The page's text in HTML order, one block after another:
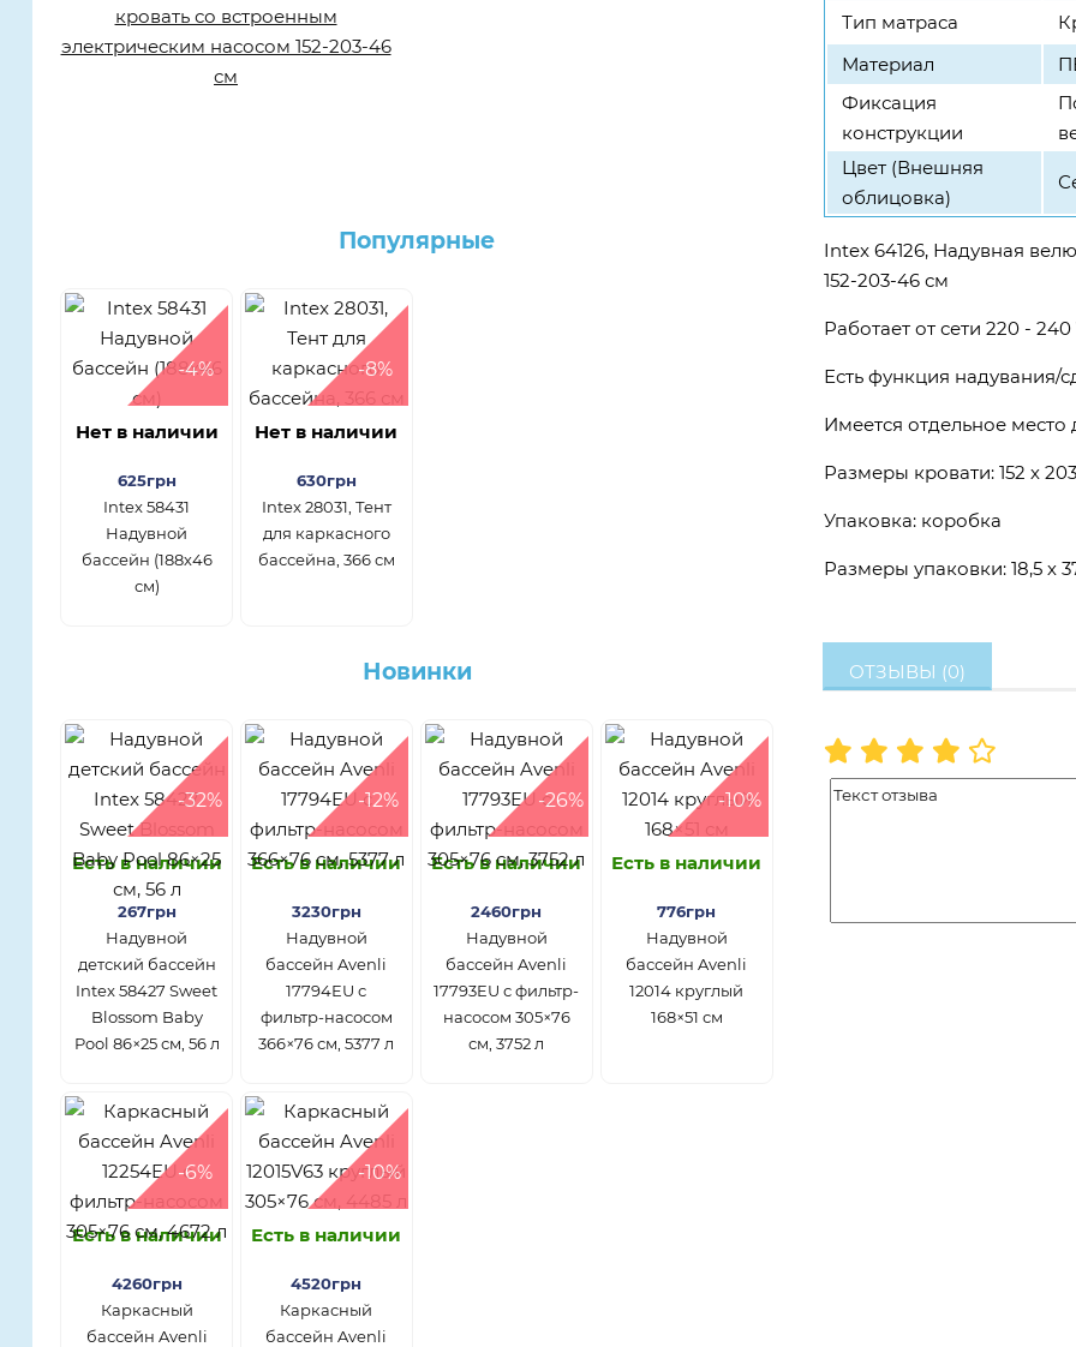
Популярные
-4%
Нет в наличии
625грн
Intex 58431
Надувной
бассейн (188х46
см)
-8%
Нет в наличии
630грн
Intex 28031, Тент
для каркасного
бассейна, 366 см
Новинки
-32%
Есть в наличии
267грн
Надувной
детский бассейн
Intex 58427 Sweet
Blossom Baby
Pool 86×25 см, 56 л
-12%
Есть в наличии
3230грн
Надувной
бассейн Avenli
17794EU с
фильтр-насосом
366×76 см, 5377 л
-26%
Есть в наличии
2460грн
Надувной
бассейн Avenli
17793EU с фильтр-
насосом 305×76
см, 3752 л
-10%
Есть в наличии
776грн
Надувной
бассейн Avenli
12014 круглый
168×51 см
-6%
Есть в наличии
4260грн
Каркасный
бассейн Avenli
-10%
Есть в наличии
4520грн
Каркасный
бассейн Avenli
Тип матраса
Материал
Фиксация
конструкции
Цвет (Внешняя
облицовка)
Intex 64126, Надувная
152-203-46 см
Работает от сети 220 - 240
Есть функция надувания/
Имеется отдельное место
Размеры кровати: 152 х
Упаковка: коробка
Размеры упаковки: 18,5 х
ОТЗЫВЫ (0)